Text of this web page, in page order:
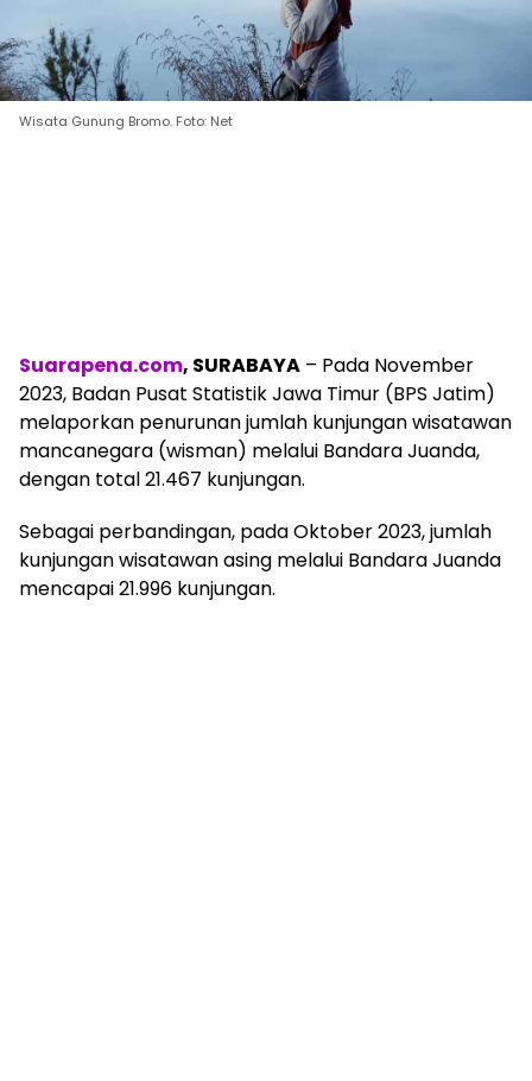
Wisata Gunung Bromo. Foto: Net
Suarapena.com, SURABAYA – Pada November
2023, Badan Pusat Statistik Jawa Timur (BPS Jatim)
melaporkan penurunan jumlah kunjungan wisatawan
mancanegara (wisman) melalui Bandara Juanda,
dengan total 21.467 kunjungan.
Sebagai perbandingan, pada Oktober 2023, jumlah
kunjungan wisatawan asing melalui Bandara Juanda
mencapai 21.996 kunjungan.